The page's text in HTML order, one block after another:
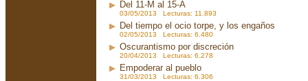
Del 11-M al 15-A
03/05/2013 Lecturas: 11.893
Del tiempo el ocio torpe, y los engaños
02/05/2013 Lecturas: 6.480
Oscurantismo por discreción
20/04/2013 Lecturas: 6.278
Empoderar al pueblo
31/03/2013 Lecturas: 6.306